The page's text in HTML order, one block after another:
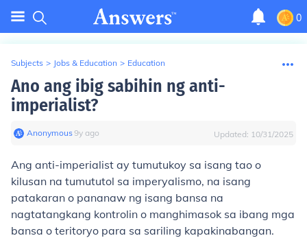
0
Subjects > Jobs & Education > Education
Ano ang ibig sabihin ng anti-
imperialist?
Anonymous∙9y ago Updated: 10/31/2025
Ang anti-imperialist ay tumutukoy sa isang tao o
kilusan na tumututol sa imperyalismo, na isang
patakaran o pananaw ng isang bansa na
nagtatangkang kontrolin o manghimasok sa ibang mga
bansa o teritoryo para sa sariling kapakinabangan.